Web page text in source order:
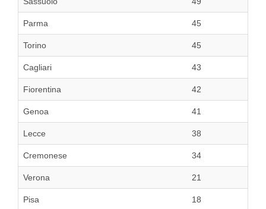
Parma 45
Torino 45
Cagliari 43
Fiorentina 42
Genoa 41
Lecce 38
Cremonese 34
Verona 21
Pisa 18